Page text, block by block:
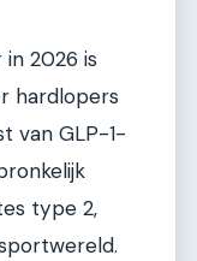
2026 is
hardlopers
van GLP-1-
type 2,